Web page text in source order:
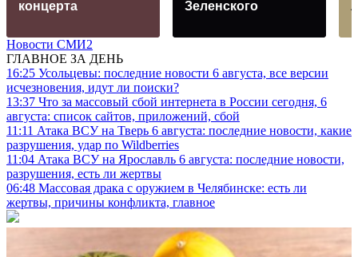
концерта
Зеленского
Новости СМИ2
ГЛАВНОЕ ЗА ДЕНЬ
16:25 Усольцевы: последние новости 6 августа, все версии
исчезновения, идут ли поиски?
13:37 Что за массовый сбой интернета в России сегодня, 6
августа: список сайтов, приложений, сбой
11:11 Атака ВСУ на Тверь 6 августа: последние новости, какие
разрушения, удар по Wildberries
11:04 Атака ВСУ на Ярославль 6 августа: последние новости,
разрушения, есть ли жертвы
06:48 Массовая драка с оружием в Челябинске: есть ли
жертвы, причины конфликта, главное